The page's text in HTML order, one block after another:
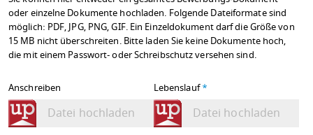
oder einzelne Dokumente hochladen. Folgende Dateiformate sind
möglich: PDF, JPG, PNG, GIF. Ein Einzeldokument darf die Größe von
15 MB nicht überschreiten. Bitte laden Sie keine Dokumente hoch,
die mit einem Passwort- oder Schreibschutz versehen sind.
Anschreiben
Datei hochladen
Lebenslauf*
Datei hochladen